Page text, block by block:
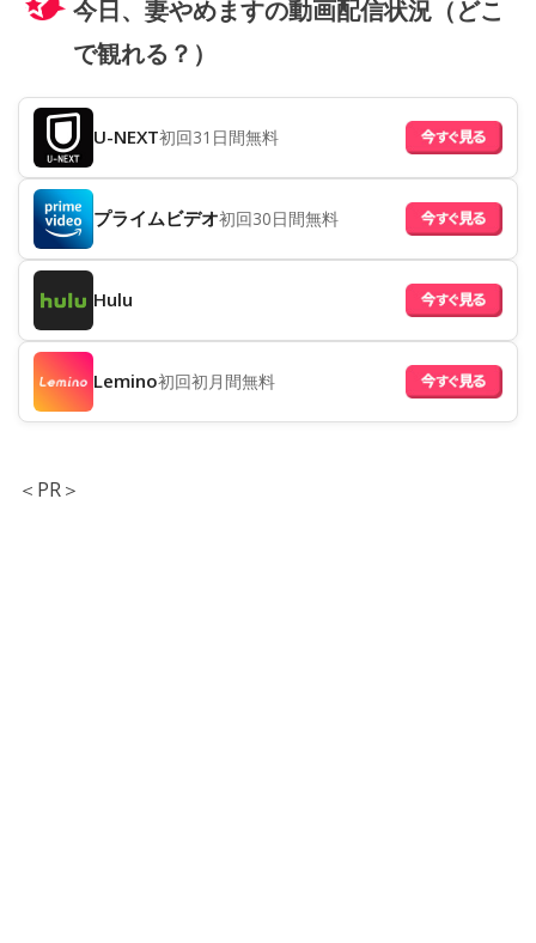
今日、妻やめますの動画配信状況（どこ
で観れる？）
U-NEXT初回31日間無料
プライムビデオ初回30日間無料
Hulu
Lemino初回初月間無料
＜PR＞